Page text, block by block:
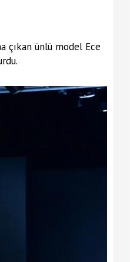
çıkan ünlü model Ece